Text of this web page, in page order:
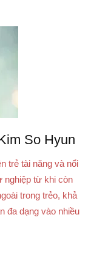
So Hyun
trẻ tài năng và nổi
nghiệp từ khi còn
trong trẻo, khả
đa dạng vào nhiều